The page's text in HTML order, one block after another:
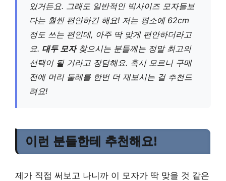
있거든요. 그래도 일반적인 빅사이즈 모자들보
다는 훨씬 편안하긴 해요! 저는 평소에 62cm
정도 쓰는 편인데, 아주 딱 맞게 편안하더라고
요. 대두 모자찾으시는 분들께는 정말 최고의
선택이 될 거라고 장담해요. 혹시 모르니 구매
전에 머리 둘레를 한번 더 재보시는 걸 추천드
려요!
이런 분들한테 추천해요!
제가 직접 써보고 나니까 이 모자가 딱 맞을 것 같은